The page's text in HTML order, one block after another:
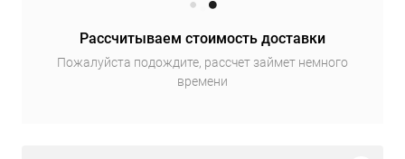
Рассчитываем стоимость доставки
Пожалуйста подождите, рассчет займет немного
времени